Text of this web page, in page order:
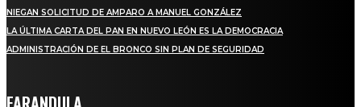
NIEGAN SOLICITUD DE AMPARO A MANUEL GONZÁLEZ
LA ÚLTIMA CARTA DEL PAN EN NUEVO LEÓN ES LA DEMOCRACIA
ADMINISTRACIÓN DE EL BRONCO SIN PLAN DE SEGURIDAD